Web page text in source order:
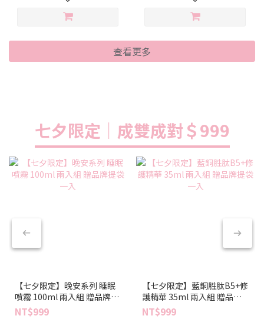
查看更多
七夕限定｜成雙成對＄999
【七夕限定】晚安系列 睡眠
噴霧 100ml 兩入組 贈品牌提
袋一入
NT$999
【七夕限定】藍銅胜肽B5+修
護精華 35ml 兩入組 贈品牌
提袋一入
NT$999